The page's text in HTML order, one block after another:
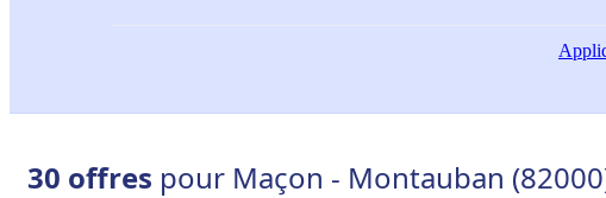
30 offres pour Maçon - Montauban